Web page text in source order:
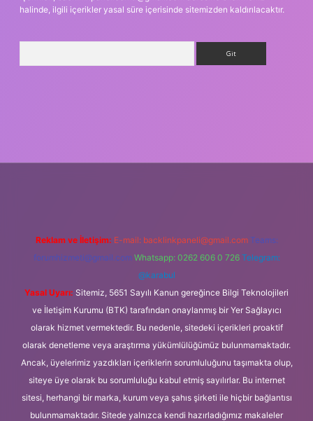
halinde, ilgili içerikler yasal süre içerisinde sitemizden kaldırılacaktır.
Reklam ve İletişim: E-mail: backlinkpaneli@gmail.com Teams:
forumhizmeti@gmail.com Whatsapp: 0262 606 0 726 Telegram:
@karabul
Yasal Uyarı: Sitemiz, 5651 Sayılı Kanun gereğince Bilgi Teknolojileri
ve İletişim Kurumu (BTK) tarafından onaylanmış bir Yer Sağlayıcı
olarak hizmet vermektedir. Bu nedenle, sitedeki içerikleri proaktif
olarak denetleme veya araştırma yükümlülüğümüz bulunmamaktadır.
Ancak, üyelerimiz yazdıkları içeriklerin sorumluluğunu taşımakta olup,
siteye üye olarak bu sorumluluğu kabul etmiş sayılırlar. Bu internet
sitesi, herhangi bir marka, kurum veya şahıs şirketi ile hiçbir bağlantısı
bulunmamaktadır. Sitede yalnızca kendi hazırladığımız makaleler